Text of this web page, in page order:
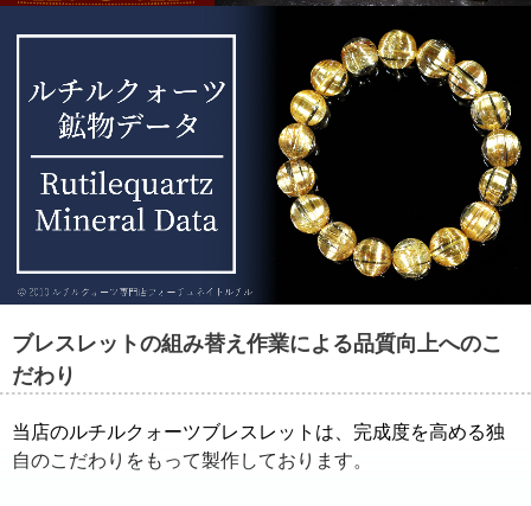
ブレスレットの組み替え作業による品質向上へのこ
だわり
当店のルチルクォーツブレスレットは、完成度を高める独
自のこだわりをもって製作しております。